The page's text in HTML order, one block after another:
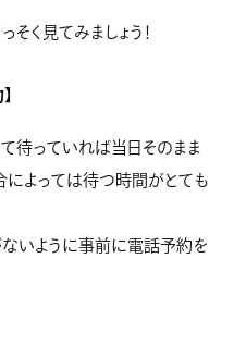
く見てみましょう！
待っていれば当日そのまま
によっては待つ時間がとても
いように事前に電話予約を